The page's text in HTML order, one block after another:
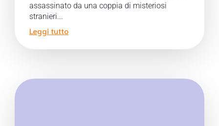
assassinato da una coppia di misteriosi
stranieri...
Leggi tutto